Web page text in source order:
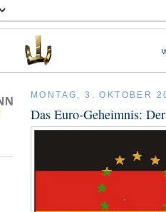
MONTAG, 3. OKTOBER
Das Euro-Geheimnis: